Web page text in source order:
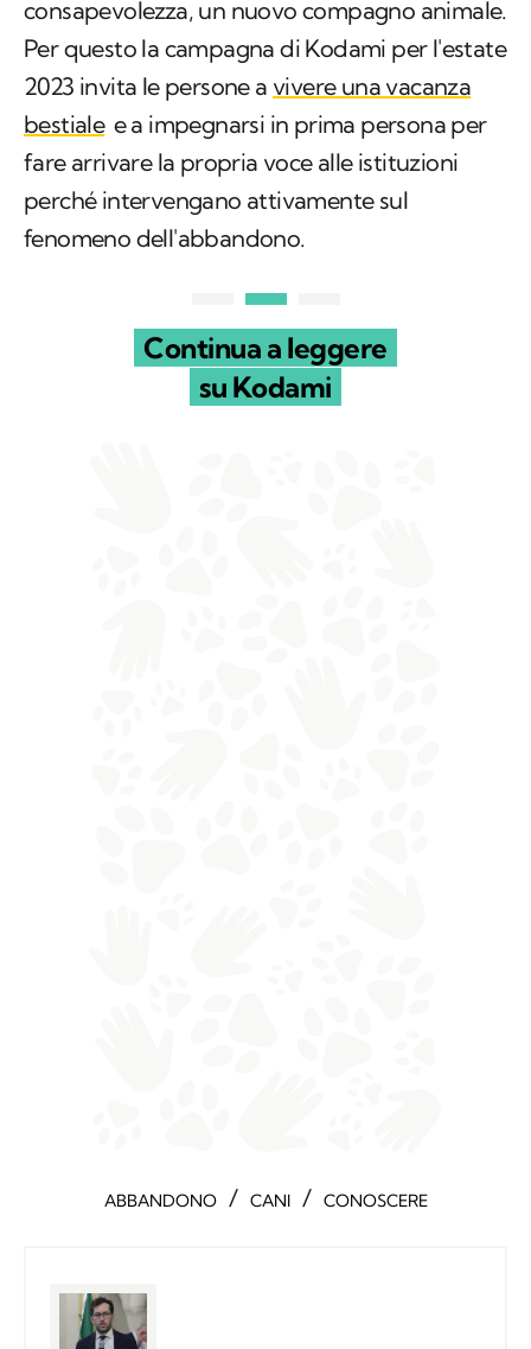
consapevolezza, un nuovo compagno animale.
Per questo la campagna di Kodami per l'estate
2023 invita le persone a vivere una vacanza
bestiale e a impegnarsi in prima persona per
fare arrivare la propria voce alle istituzioni
perché intervengano attivamente sul
fenomeno dell'abbandono.
Continua a leggere
su Kodami
ABBANDONO / CANI / CONOSCERE